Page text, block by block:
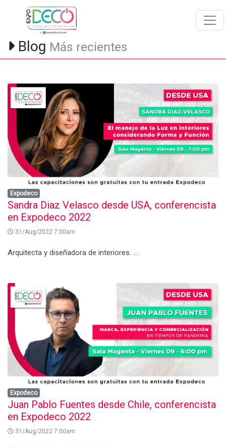
Blog Más recientes
Expodeco
Sandra Diaz Velasco desde USA, conferencista
en Expodeco 2022
:31/Aug/2022 7:00am
Arquitecta y diseñadora de interiores. ....
Expodeco
Juan Pablo Fuentes desde Chile, conferencista
en Expodeco 2022
:31/Aug/2022 7:00am